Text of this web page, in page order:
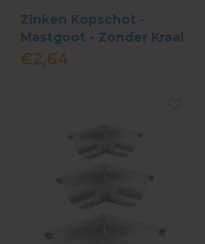
Zinken Kopschot -
Mastgoot - Zonder Kraal
€2,64